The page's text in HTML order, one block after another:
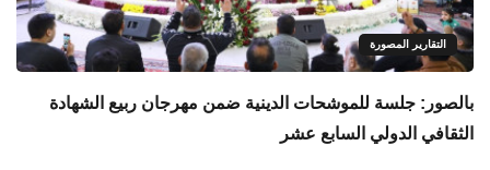
التقارير المصورة
بالصور: جلسة للموشحات الدينية ضمن مهرجان ربيع الشهادة
الثقافي الدولي السابع عشر